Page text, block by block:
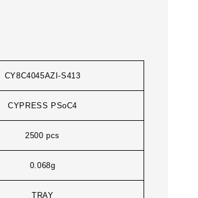
CY8C4045AZI-S413
CYPRESS PSoC4
2500 pcs
0.068g
TRAY